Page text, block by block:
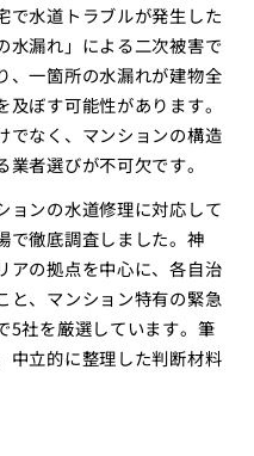
で水道トラブルが発生した
水漏れ」による二次被害で
、一箇所の水漏れが建物全
ぼす可能性があります。
でなく、マンションの構造
者選びが不可欠です。
ョンの水道修理に対応して
で徹底調査しました。神
アの拠点を中心に、各自治
と、マンション特有の緊急
5社を厳選しています。筆
中立的に整理した判断材料